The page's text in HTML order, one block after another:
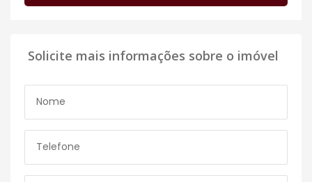
Solicite mais informações sobre o imóvel